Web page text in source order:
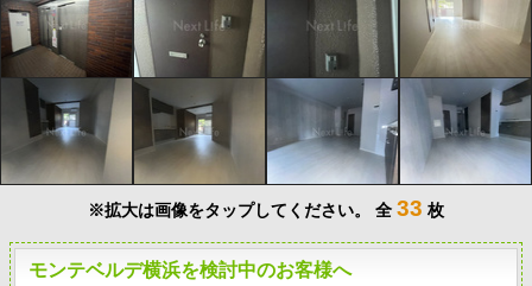
※拡大は画像をタップしてください。 全 33 枚
モンテベルデ横浜を検討中のお客様へ